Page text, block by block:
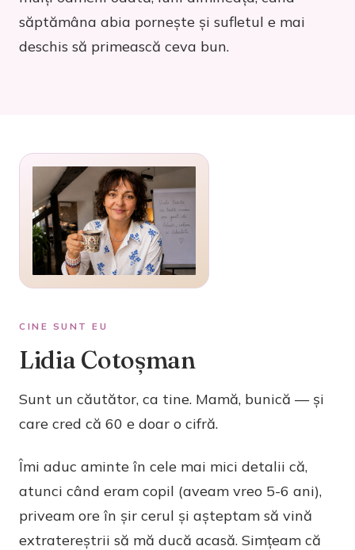
săptămâna abia pornește și sufletul e mai
deschis să primească ceva bun.
CINE SUNT EU
Lidia Cotoșman
Sunt un căutător, ca tine. Mamă, bunică — și
care cred că 60 e doar o cifră.
Îmi aduc aminte în cele mai mici detalii că,
atunci când eram copil (aveam vreo 5-6 ani),
priveam ore în șir cerul și așteptam să vină
extratereștrii să mă ducă acasă. Simțeam că